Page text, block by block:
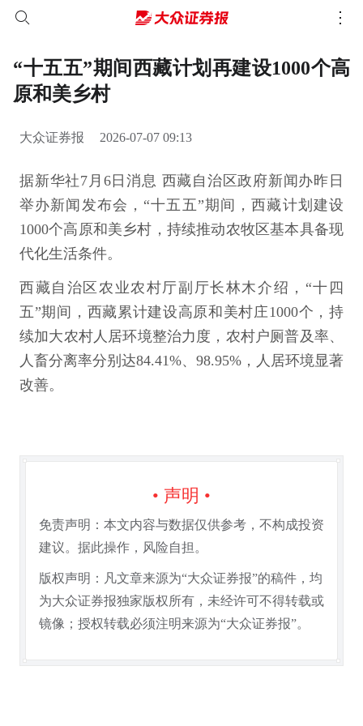
“十五五”期间西藏计划再建设1000个高
原和美乡村
大众证券报 2026-07-07 09:13
据新华社7月6日消息 西藏自治区政府新闻办昨日
举办新闻发布会，“十五五”期间，西藏计划建设
1000个高原和美乡村，持续推动农牧区基本具备现
代化生活条件。
西藏自治区农业农村厅副厅长林木介绍，“十四
五”期间，西藏累计建设高原和美村庄1000个，持
续加大农村人居环境整治力度，农村户厕普及率、
人畜分离率分别达84.41%、98.95%，人居环境显著
改善。
• 声明 •
免责声明：本文内容与数据仅供参考，不构成投资
建议。据此操作，风险自担。
版权声明：凡文章来源为“大众证券报”的稿件，均
为大众证券报独家版权所有，未经许可不得转载或
镜像；授权转载必须注明来源为“大众证券报”。